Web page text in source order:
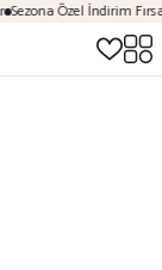
Sezona Özel İndirim